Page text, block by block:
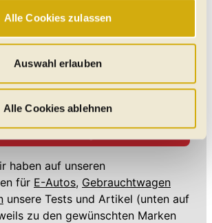
stets aktiv. Mit Cookies für „Marketing“,
möchten wir Ihren Website-
wie möglich gestalten - mit Klick
können Sie selbst entscheiden,
Sie zulassen möchten. Es werden nur
für die Sie uns Ihr Einverständnis
Sie, dass durch eine
Website zur Verfügung stehen. Sie
jederzeit in unserer
anpassen.
Alle Cookies zulassen
Auswahl erlauben
Alle Cookies ablehnen
Suche Artikeln
haben auf unseren
für E-Autos, Gebrauchtwagen
unsere Tests und Artikel (unten auf
zu den gewünschten Marken